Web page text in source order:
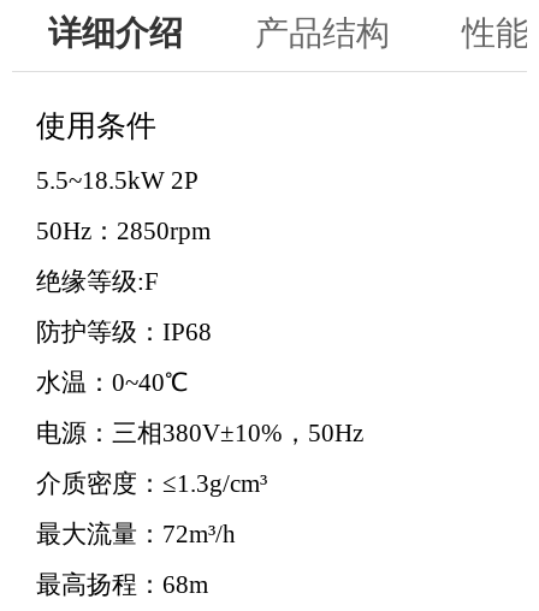
详细介绍 产品结构 性能
使用条件
5.5~18.5kW 2P
50Hz：2850rpm
绝缘等级:F
防护等级：IP68
水温：0~40℃
电源：三相380V±10%，50Hz
介质密度：≤1.3g/cm³
最大流量：72m³/h
最高扬程：68m